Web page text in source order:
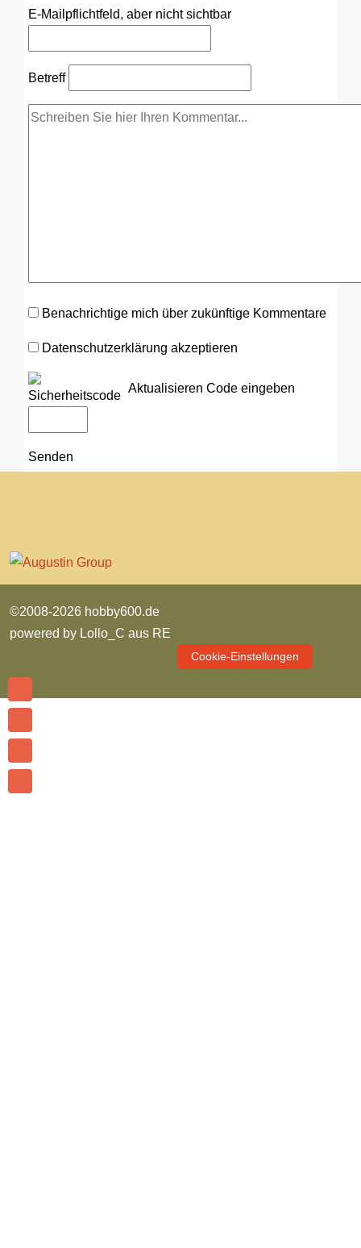
E-Mail pflichtfeld, aber nicht sichtbar
Betreff
Benachrichtige mich über zukünftige Kommentare
Datenschutzerklärung akzeptieren
Aktualisieren Code eingeben
Senden
©2008-2026 hobby600.de
powered by Lollo_C aus RE
Cookie-Einstellungen